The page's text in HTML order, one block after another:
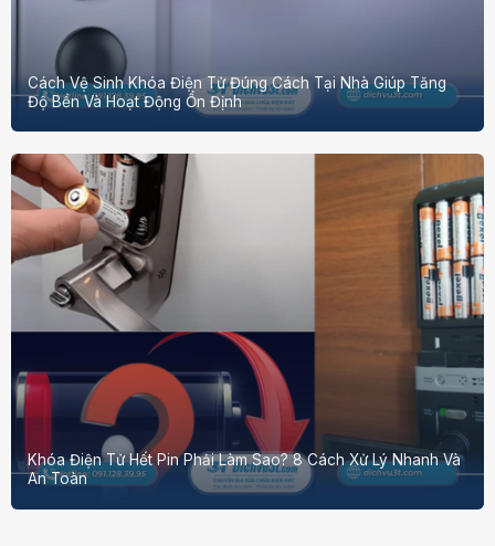
Cách Vệ Sinh Khóa Điện Tử Đúng Cách Tại Nhà Giúp Tăng
Độ Bền Và Hoạt Động Ổn Định
Khóa Điện Tử Hết Pin Phải Làm Sao? 8 Cách Xử Lý Nhanh Và
An Toàn